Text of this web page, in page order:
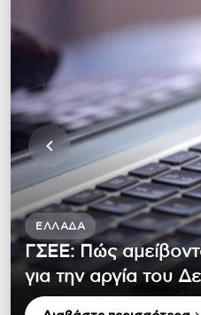
ΕΛΛΆΔΑ
ΓΣΕΕ: Πώς
για την αργία του